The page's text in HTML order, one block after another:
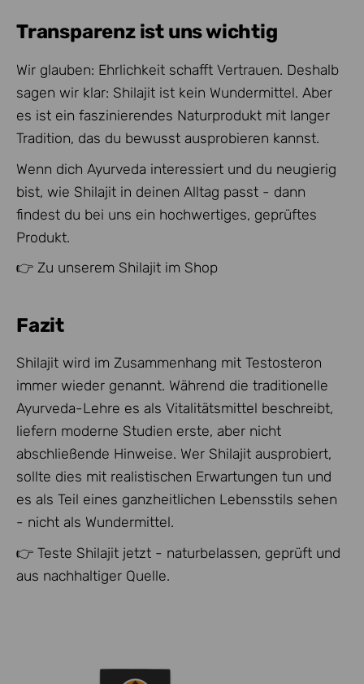
Transparenz ist uns wichtig
Wir glauben: Ehrlichkeit schafft Vertrauen. Deshalb
sagen wir klar: Shilajit ist kein Wundermittel. Aber
es ist ein faszinierendes Naturprodukt mit langer
Tradition, das du bewusst ausprobieren kannst.
Wenn dich Ayurveda interessiert und du neugierig
bist, wie Shilajit in deinen Alltag passt - dann
findest du bei uns ein hochwertiges, geprüftes
Produkt.
👉 Zu unserem Shilajit im Shop
Fazit
Shilajit wird im Zusammenhang mit Testosteron
immer wieder genannt. Während die traditionelle
Ayurveda-Lehre es als Vitalitätsmittel beschreibt,
liefern moderne Studien erste, aber nicht
abschließende Hinweise. Wer Shilajit ausprobiert,
sollte dies mit realistischen Erwartungen tun und
es als Teil eines ganzheitlichen Lebensstils sehen
- nicht als Wundermittel.
👉 Teste Shilajit jetzt - naturbelassen, geprüft und
aus nachhaltiger Quelle.